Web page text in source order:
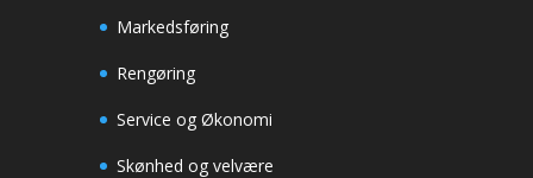
Markedsføring
Rengøring
Service og Økonomi
Skønhed og velvære